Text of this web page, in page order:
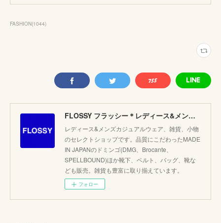
FASHION(1044)
FLOSSY フラッシー＊レディース&メンズカジュアルのセレクトショップ。JAPANブランド他こだわりのアイテムがたくさん！
レディース&メンズカジュアルウェア、雑貨、小物
のセレクトショップです。品質にこだわったMADE
IN JAPANのドミンゴ(DMG、Brocante、
SPELLBOUND)ほか靴下、ベルト、バッグ、靴な
ども販売。雑貨も豊富に取り揃えています。
フォロー